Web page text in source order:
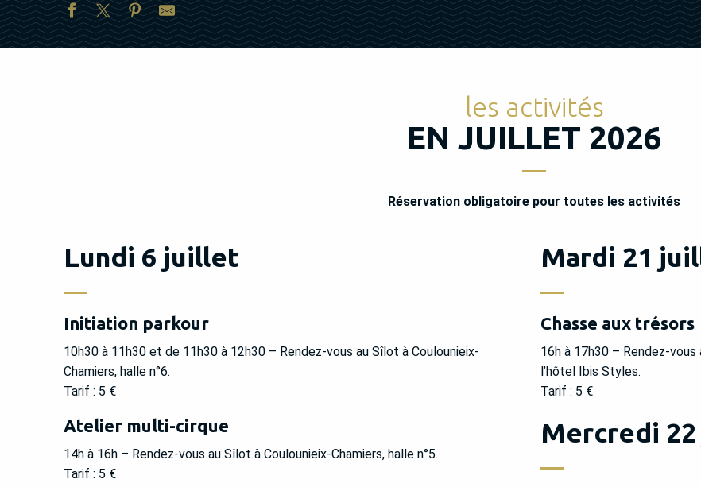
les activités
EN JUILLET 2026
Réservation obligatoire pour toutes les activités
Lundi 6 juillet
Initiation parkour
10h30 à 11h30 et de 11h30 à 12h30 – Rendez-vous au Sîlot à Coulounieix-
Chamiers, halle n°6.
Tarif : 5 €
Atelier multi-cirque
14h à 16h – Rendez-vous au Sîlot à Coulounieix-Chamiers, halle n°5.
Tarif : 5 €
Mardi 21
Chasse aux trésors
16h à 17h30 – Rendez-vous
l’hôtel Ibis Styles.
Tarif : 5 €
Mercredi